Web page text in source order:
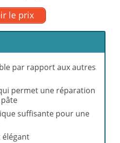
le prix
par rapport aux autres
permet une réparation
suffisante pour une
élégant